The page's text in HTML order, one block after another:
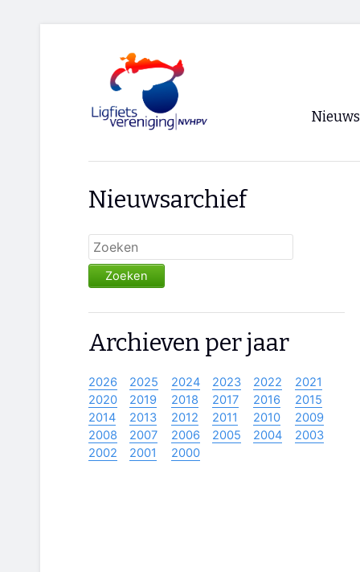
Nieuws
Nieuwsarchief
Zoeken
Archieven per jaar
2026 2025 2024 2023 2022
2021
2020
2019 2018 2017 2016
2015
2014
2013 2012 2011 2010
2009
2008
2007 2006 2005 2004
2003
2002
2001 2000